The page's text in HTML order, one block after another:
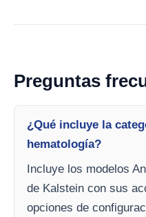
Preguntas
¿Qué incluye la
hematología?
Incluye los modelos
de Kalstein con sus
opciones de